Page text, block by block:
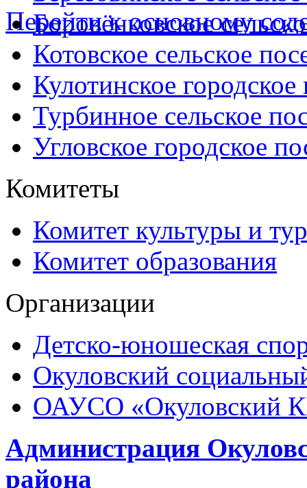
Перейти к основному
Боровёнковское
Котовское сельское
Кулотинское городское
Турбинное сельское
Угловское городское
Комитеты
Комитет культуры и
Комитет образования
Организации
Детско-юношеская
Окуловский
ОАУСО «Окуловский
Администрация
района